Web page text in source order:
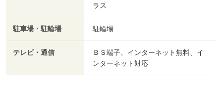
ラス
駐車場・駐輪場 駐輪場
テレビ・通信
ＢＳ端子、インターネット無料、イ
ンターネット対応